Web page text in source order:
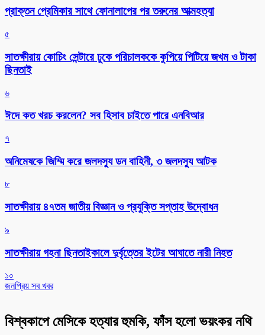
প্রাক্তন প্রেমিকার সাথে ফোনালাপের পর তরুনের আত্মহত্যা
৫
সাতক্ষীরায় কোচিং সেন্টারে ঢুকে পরিচালককে কুপিয়ে পিটিয়ে জখম ও টাকা
ছিনতাই
৬
ঈদে কত খরচ করলেন? সব হিসাব চাইতে পারে এনবিআর
৭
অনিমেষকে জিম্মি করে জলদস্যু ডন বাহিনী, ৩ জলদস্যু আটক
৮
সাতক্ষীরায় ৪৭তম জাতীয় বিজ্ঞান ও প্রযুক্তি সপ্তাহ উদ্বোধন
৯
সাতক্ষীরায় গহনা ছিনতাইকালে দুর্বৃত্তের ইটের আঘাতে নারী নিহত
১০
জনপ্রিয় সব খবর
বিশ্বকাপে মেসিকে হত্যার হুমকি, ফাঁস হলো ভয়ংকর নথি